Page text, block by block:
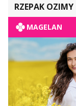
RZEPAK OZIMY
MAGELAN